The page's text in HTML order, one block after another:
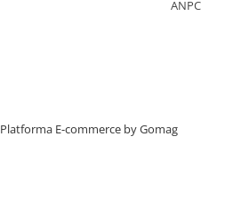
ANPC
Platforma E-commerce by Gomag